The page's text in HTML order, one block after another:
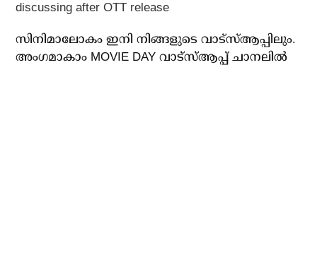
discussing after OTT release
സിനിമാലോകം ഇനി നിങ്ങളുടെ വാട്സ്ആപ്പിലും.
അം​ഗമാകാം MOVIE DAY വാട്സ്ആപ്പ് ചാനലിൽ